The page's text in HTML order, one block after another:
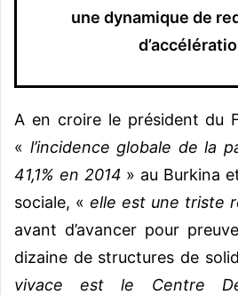
une dynamique de
A en croire le président du
« l’incidence globale de la
41,1% en 2014 » au Burkina
sociale, « elle est une triste
avant d’avancer pour
dizaine de structures de
vivace est le Centre